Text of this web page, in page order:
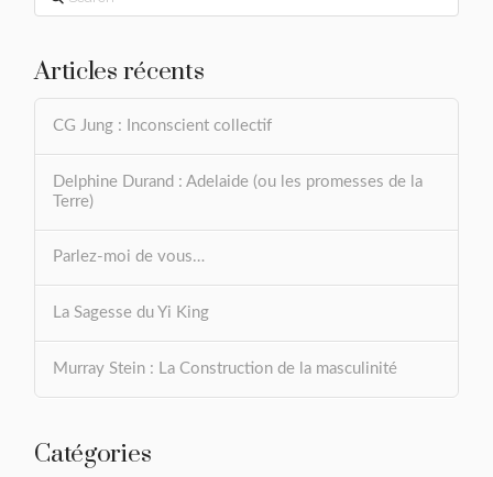
Articles récents
CG Jung : Inconscient collectif
Delphine Durand : Adelaide (ou les promesses de la
Terre)
Parlez-moi de vous…
La Sagesse du Yi King
Murray Stein : La Construction de la masculinité
Catégories